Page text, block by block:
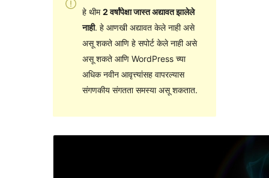
हे थीम2 वर्षांपेक्षा जास्त अद्यावत झालेले
नाही. हे आणखी अद्यावत केले नाही असे
असू शकते आणि हे सपोर्ट केले नाही असे
असू शकते आणि WordPress च्या
अधिक नवीन आवृत्त्यांसह वापरल्यास
संगणकीय संगतता समस्या असू शकतात.